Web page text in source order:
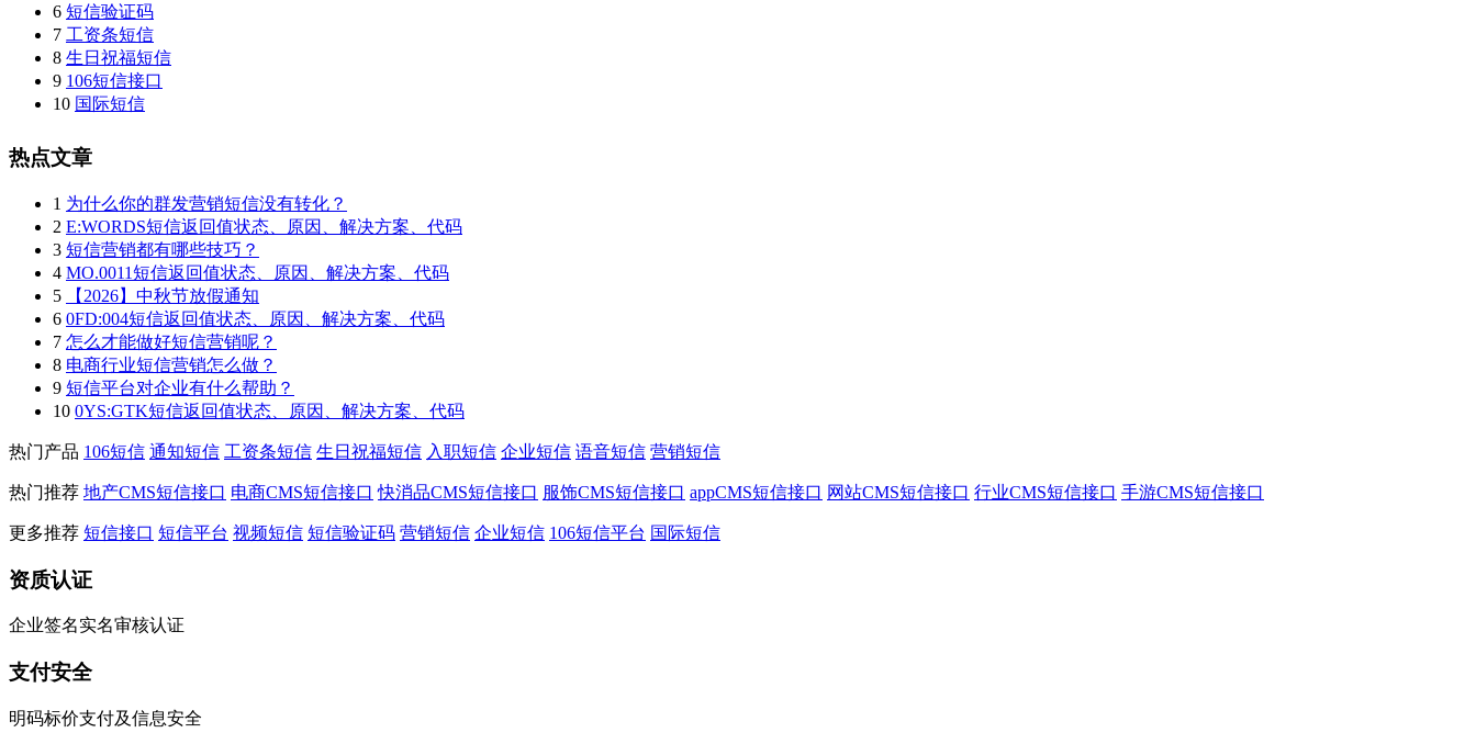
6 短信验证码
7 工资条短信
8 生日祝福短信
9 106短信接口
10 国际短信
热点文章
1 为什么你的群发营销短信没有转化？
2 E:WORDS短信返回值状态、原因、解决方案、代码
3 短信营销都有哪些技巧？
4 MO.0011短信返回值状态、原因、解决方案、代码
5
【2026】中秋节放假通知
6 0FD:004短信返回值状态、原因、解决方案、代码
7 怎么才能做好短信营销呢？
8 电商行业短信营销怎么做？
9 短信平台对企业有什么帮助？
10 0YS:GTK短信返回值状态、原因、解决方案、代码
热门产品 106短信 通知短信 工资条短信 生日祝福短信 入职短信 企业短信 语音短信 营销短信
热门推荐 地产CMS短信接口 电商CMS短信接口 快消品CMS短信接口 服饰CMS短信接口 appCMS短信接口 网站CMS短信接口 行业CMS短信接口 手游CMS短信接口
更多推荐 短信接口 短信平台 视频短信 短信验证码 营销短信 企业短信 106短信平台 国际短信
资质认证
企业签名实名审核认证
支付安全
明码标价支付及信息安全